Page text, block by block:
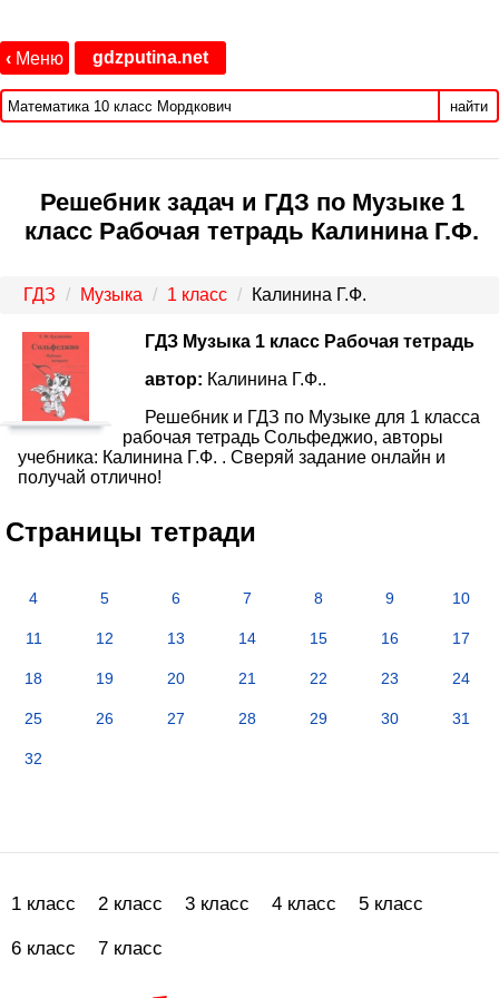
‹ Меню gdzputina.net
найти
Решебник задач и ГДЗ по Музыке 1
класс Рабочая тетрадь Калинина Г.Ф.
ГДЗ Музыка 1 класс Калинина Г.Ф.
ГДЗ Музыка 1 класс Рабочая тетрадь
автор: Калинина Г.Ф..
Решебник и ГДЗ по Музыке для 1 класса
рабочая тетрадь Сольфеджио, авторы
учебника: Калинина Г.Ф. . Сверяй задание онлайн и
получай отлично!
Страницы тетради
4 5 6 7 8 9 10
11 12 13 14 15 16 17
18 19 20 21 22 23 24
25 26 27 28 29 30 31
32
1 класс 2 класс 3 класс 4 класс 5 класс
6 класс 7 класс